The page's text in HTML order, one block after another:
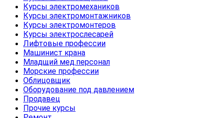
Курсы электромехаников
Курсы электромонтажников
Курсы электромонтеров
Курсы электрослесарей
Лифтовые профессии
Машинист крана
Младщий мед.персонал
Морские профессии
Облицовщик
Оборудование под давлением
Продавец
Прочие курсы